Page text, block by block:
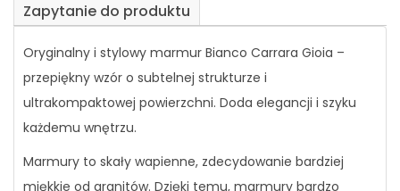
Zapytanie do produktu
Oryginalny i stylowy marmur Bianco Carrara Gioia –
przepiękny wzór o subtelnej strukturze i
ultrakompaktowej powierzchni. Doda elegancji i szyku
każdemu wnętrzu.
Marmury to skały wapienne, zdecydowanie bardziej
miękkie od granitów. Dzięki temu, marmury bardzo